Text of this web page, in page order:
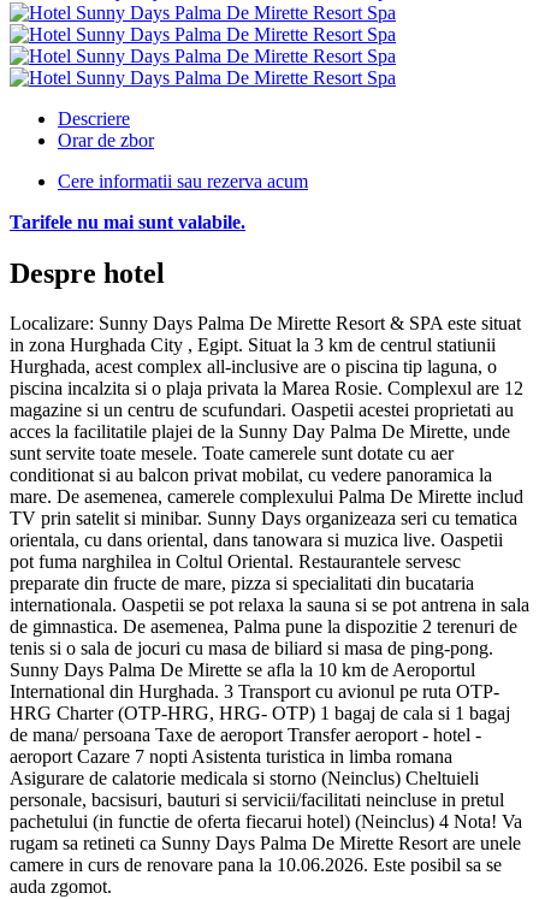
Descriere
Orar de zbor
Cere informatii sau rezerva acum
Tarifele nu mai sunt valabile.
Despre hotel
Localizare: Sunny Days Palma De Mirette Resort & SPA este situat
in zona Hurghada City , Egipt. Situat la 3 km de centrul statiunii
Hurghada, acest complex all-inclusive are o piscina tip laguna, o
piscina incalzita si o plaja privata la Marea Rosie. Complexul are 12
magazine si un centru de scufundari. Oaspetii acestei proprietati au
acces la facilitatile plajei de la Sunny Day Palma De Mirette, unde
sunt servite toate mesele. Toate camerele sunt dotate cu aer
conditionat si au balcon privat mobilat, cu vedere panoramica la
mare. De asemenea, camerele complexului Palma De Mirette includ
TV prin satelit si minibar. Sunny Days organizeaza seri cu tematica
orientala, cu dans oriental, dans tanowara si muzica live. Oaspetii
pot fuma narghilea in Coltul Oriental. Restaurantele servesc
preparate din fructe de mare, pizza si specialitati din bucataria
internationala. Oaspetii se pot relaxa la sauna si se pot antrena in sala
de gimnastica. De asemenea, Palma pune la dispozitie 2 terenuri de
tenis si o sala de jocuri cu masa de biliard si masa de ping-pong.
Sunny Days Palma De Mirette se afla la 10 km de Aeroportul
International din Hurghada. 3 Transport cu avionul pe ruta OTP-
HRG Charter (OTP-HRG, HRG- OTP) 1 bagaj de cala si 1 bagaj
de mana/ persoana Taxe de aeroport Transfer aeroport - hotel -
aeroport Cazare 7 nopti Asistenta turistica in limba romana
Asigurare de calatorie medicala si storno (Neinclus) Cheltuieli
personale, bacsisuri, bauturi si servicii/facilitati neincluse in pretul
pachetului (in functie de oferta fiecarui hotel) (Neinclus) 4 Nota! Va
rugam sa retineti ca Sunny Days Palma De Mirette Resort are unele
camere in curs de renovare pana la 10.06.2026. Este posibil sa se
auda zgomot.